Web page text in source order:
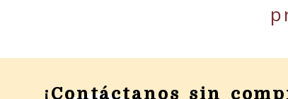
¡Contáctanos sin